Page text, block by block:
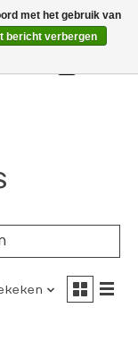
met het gebruik van
bericht verbergen